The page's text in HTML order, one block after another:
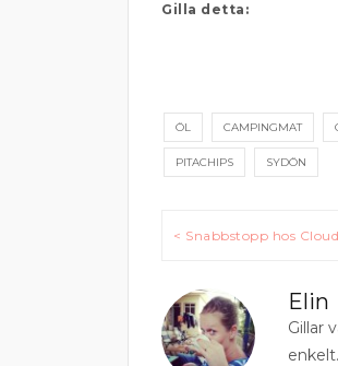
Gilla detta:
ÖL CAMPINGMAT
PITACHIPS SYDÖN
< Snabbstopp hos
Elin
Gillar